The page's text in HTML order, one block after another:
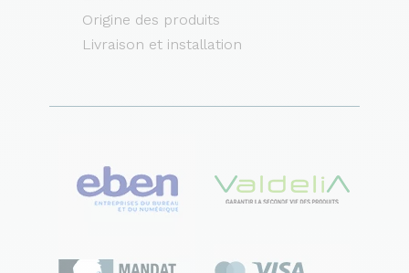
Origine des produits
Livraison et installation